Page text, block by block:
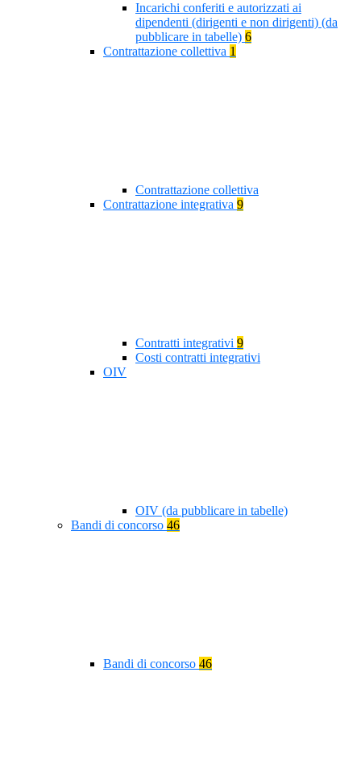
Incarichi conferiti e autorizzati ai
dipendenti (dirigenti e non dirigenti) (da
pubblicare in tabelle) 6
Contrattazione collettiva 1
Contrattazione collettiva
Contrattazione integrativa 9
Contratti integrativi 9
Costi contratti integrativi
OIV
OIV (da pubblicare in tabelle)
Bandi di concorso 46
Bandi di concorso 46